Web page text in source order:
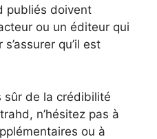
publiés doivent
ou un éditeur qui
qu’il est
sûr de la crédibilité
n’hésitez pas à
ou à